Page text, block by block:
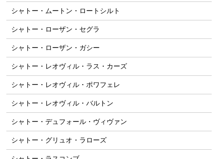
シャトー・ムートン・ロートシルト
シャトー・ローザン・セグラ
シャトー・ローザン・ガシー
シャトー・レオヴィル・ラス・カーズ
シャトー・レオヴィル・ポワフェレ
シャトー・レオヴィル・バルトン
シャトー・デュフォール・ヴィヴァン
シャトー・グリュオ・ラローズ